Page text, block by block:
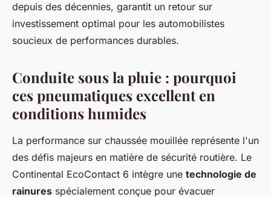
depuis des décennies, garantit un retour sur
investissement optimal pour les automobilistes
soucieux de performances durables.
Conduite sous la pluie : pourquoi
ces pneumatiques excellent en
conditions humides
La performance sur chaussée mouillée représente l'un
des défis majeurs en matière de sécurité routière. Le
Continental EcoContact 6 intègre une technologie de
rainures spécialement conçue pour évacuer